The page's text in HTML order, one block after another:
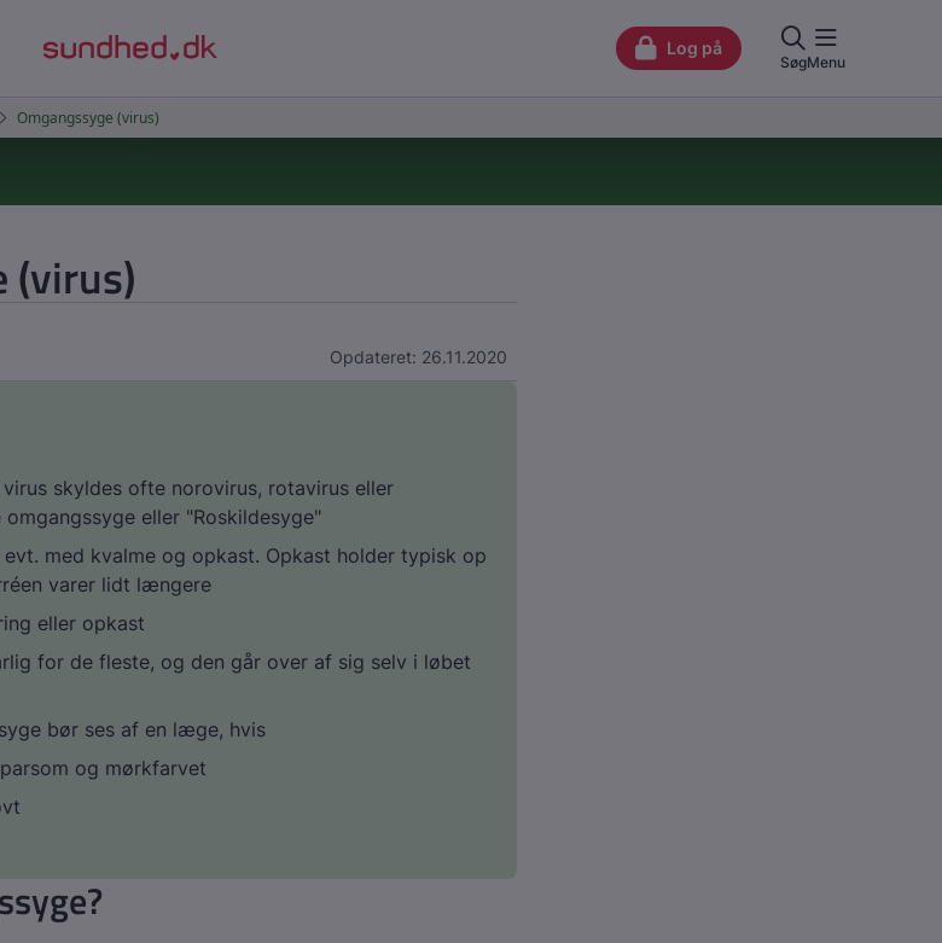
(virus)
Opdateret: 26.11.2020
skyldes ofte norovirus, rotavirus eller
eller "Roskildesyge"
med kvalme og opkast. Opkast holder typisk op
varer lidt længere
eller opkast
for de fleste, og den går over af sig selv i løbet
bør ses af en læge, hvis
og mørkfarvet